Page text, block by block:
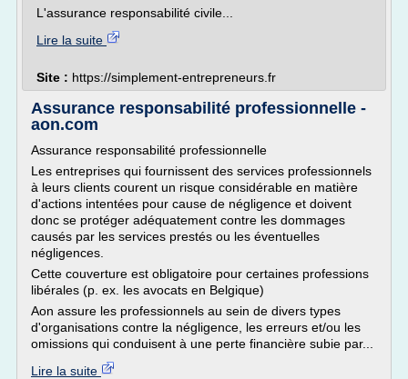
L'assurance responsabilité civile...
Lire la suite
Site : https://simplement-entrepreneurs.fr
Assurance responsabilité professionnelle -
aon.com
Assurance responsabilité professionnelle
Les entreprises qui fournissent des services professionnels
à leurs clients courent un risque considérable en matière
d'actions intentées pour cause de négligence et doivent
donc se protéger adéquatement contre les dommages
causés par les services prestés ou les éventuelles
négligences.
Cette couverture est obligatoire pour certaines professions
libérales (p. ex. les avocats en Belgique)
Aon assure les professionnels au sein de divers types
d'organisations contre la négligence, les erreurs et/ou les
omissions qui conduisent à une perte financière subie par...
Lire la suite